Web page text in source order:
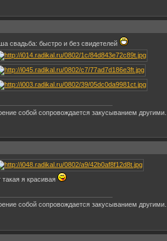
свадьба: быстро и без свидетелей
собой сопровождается закусыванием другими...
такая я красивая
собой сопровождается закусыванием другими...